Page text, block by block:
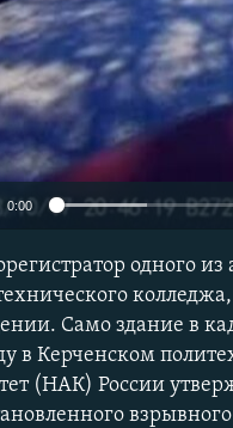
0:00
одного
Само здание в
в Керченском
(НАК) России